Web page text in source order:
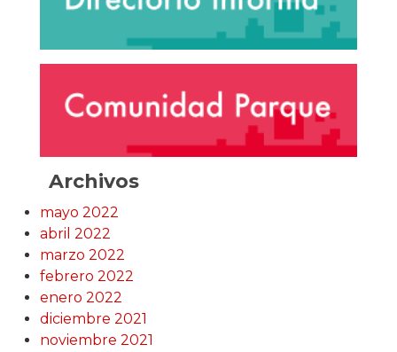
Archivos
mayo 2022
abril 2022
marzo 2022
febrero 2022
enero 2022
diciembre 2021
noviembre 2021